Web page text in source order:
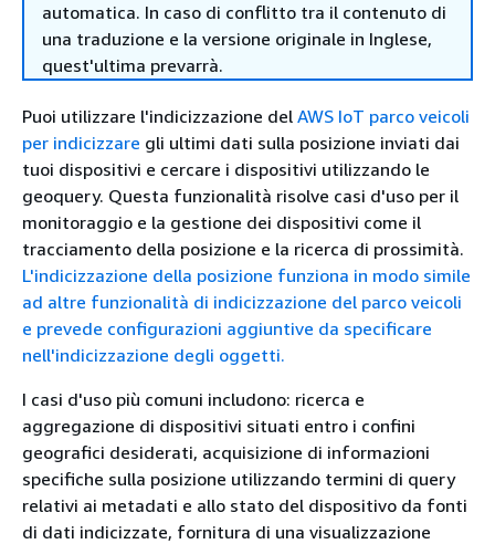
automatica. In caso di conflitto tra il contenuto di
una traduzione e la versione originale in Inglese,
quest'ultima prevarrà.
Puoi utilizzare l'indicizzazione del AWS IoT parco veicoli
per indicizzare gli ultimi dati sulla posizione inviati dai
tuoi dispositivi e cercare i dispositivi utilizzando le
geoquery. Questa funzionalità risolve casi d'uso per il
monitoraggio e la gestione dei dispositivi come il
tracciamento della posizione e la ricerca di prossimità.
L'indicizzazione della posizione funziona in modo simile
ad altre funzionalità di indicizzazione del parco veicoli
e prevede configurazioni aggiuntive da specificare
nell'indicizzazione degli oggetti.
I casi d'uso più comuni includono: ricerca e
aggregazione di dispositivi situati entro i confini
geografici desiderati, acquisizione di informazioni
specifiche sulla posizione utilizzando termini di query
relativi ai metadati e allo stato del dispositivo da fonti
di dati indicizzate, fornitura di una visualizzazione